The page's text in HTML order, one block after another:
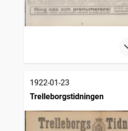
1922-01-23
Trelleborgstidningen